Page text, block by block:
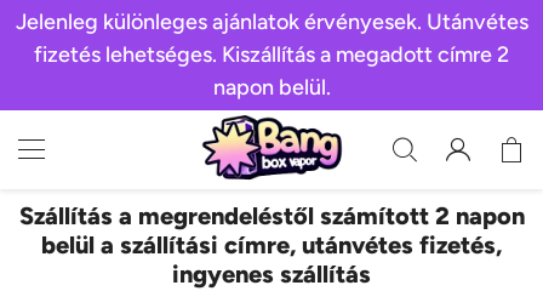
Jelenleg különleges ajánlatok érvényesek. Utánvétes
fizetés lehetséges. Kiszállítás a megadott címre 2
napon belül.
Szállítás a megrendeléstől számított 2 napon
belül a szállítási címre, utánvétes fizetés,
ingyenes szállítás